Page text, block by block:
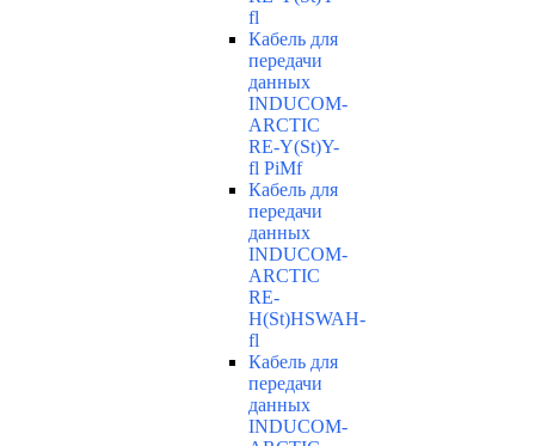
fl
Кабель для
передачи
данных
INDUCOM-
ARCTIC
RE-Y(St)Y-
fl PiMf
Кабель для
передачи
данных
INDUCOM-
ARCTIC
RE-
H(St)HSWAH-
fl
Кабель для
передачи
данных
INDUCOM-